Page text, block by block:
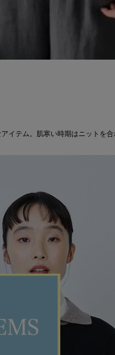
イテム。肌寒い時期はニットを